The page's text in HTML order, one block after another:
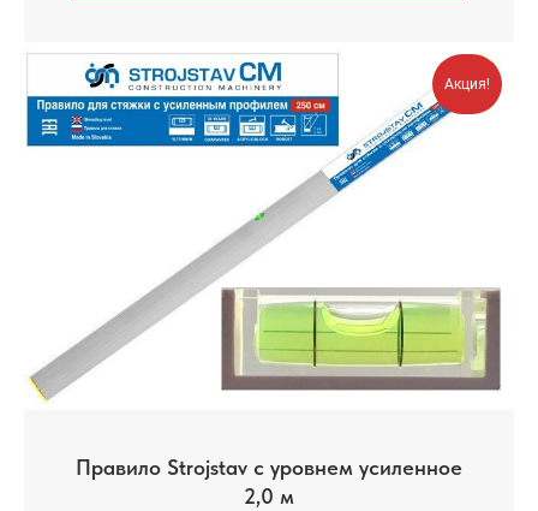
Акция!
Правило Strojstav с уровнем усиленное
2,0 м